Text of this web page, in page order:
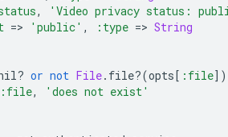
,
'Video privacy status:
=> 'public' , :type => String
or not File. file?(opts[ :file] )
:file,
'does not exist'